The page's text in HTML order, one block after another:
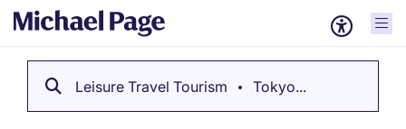
Leisure Travel Tourism Tokyo...